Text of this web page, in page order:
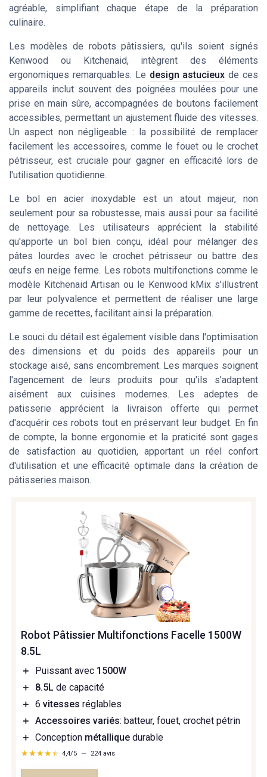
agréable, simplifiant chaque étape de la préparation
culinaire.
Les modèles de robots pâtissiers, qu'ils soient signés
Kenwood ou Kitchenaid, intègrent des éléments
ergonomiques remarquables. Le design astucieux de ces
appareils inclut souvent des poignées moulées pour une
prise en main sûre, accompagnées de boutons facilement
accessibles, permettant un ajustement fluide des vitesses.
Un aspect non négligeable : la possibilité de remplacer
facilement les accessoires, comme le fouet ou le crochet
pétrisseur, est cruciale pour gagner en efficacité lors de
l'utilisation quotidienne.
Le bol en acier inoxydable est un atout majeur, non
seulement pour sa robustesse, mais aussi pour sa facilité
de nettoyage. Les utilisateurs apprécient la stabilité
qu'apporte un bol bien conçu, idéal pour mélanger des
pâtes lourdes avec le crochet pétrisseur ou battre des
œufs en neige ferme. Les robots multifonctions comme le
modèle Kitchenaid Artisan ou le Kenwood kMix s'illustrent
par leur polyvalence et permettent de réaliser une large
gamme de recettes, facilitant ainsi la préparation.
Le souci du détail est également visible dans l'optimisation
des dimensions et du poids des appareils pour un
stockage aisé, sans encombrement. Les marques soignent
l'agencement de leurs produits pour qu'ils s'adaptent
aisément aux cuisines modernes. Les adeptes de
patisserie apprécient la livraison offerte qui permet
d'acquérir ces robots tout en préservant leur budget. En fin
de compte, la bonne ergonomie et la praticité sont gages
de satisfaction au quotidien, apportant un réel confort
d'utilisation et une efficacité optimale dans la création de
pâtisseries maison.
Robot Pâtissier Multifonctions Facelle 1500W
8.5L
＋ Puissant avec 1500W
＋
8.5L de capacité
＋ 6 vitesses réglables
＋ Accessoires variés: batteur, fouet, crochet pétrin
＋ Conception métallique durable
★★★★★
★★★★★ 4,4/5 — 224 avis